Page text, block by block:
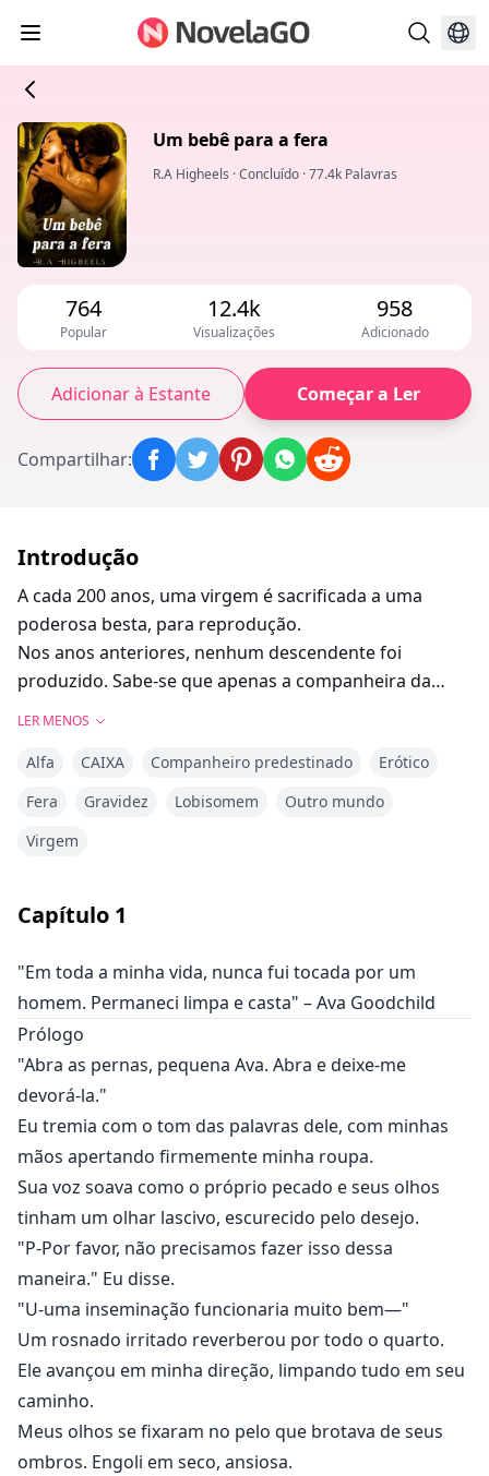
Um bebê para a fera
R.A Higheels ·Concluído ·77.4k Palavras
764
Popular
12.4k
Visualizações
958
Adicionado
Adicionar à Estante Começar a Ler
Compartilhar:
Introdução
A cada 200 anos, uma virgem é sacrificada a uma
poderosa besta, para reprodução.
Nos anos anteriores, nenhum descendente foi
produzido. Sabe-se que apenas a companheira da
por um medo profundo da besta.
Eu sou Ava Goodchild, uma das virgens selecionadas.
{LIVRO 1 da Série Distopia}
LER MENOS
Alfa CAIXA Companheiro predestinado
Erótico
Fera
Gravidez Lobisomem
Outro mundo
Virgem
Capítulo 1
"Em toda a minha vida, nunca fui tocada por um
homem. Permaneci limpa e casta" – Ava Goodchild
Prólogo
"Abra as pernas, pequena Ava. Abra e deixe-me
devorá-la."
Eu tremia com o tom das palavras dele, com minhas
mãos apertando firmemente minha roupa.
Sua voz soava como o próprio pecado e seus olhos
tinham um olhar lascivo, escurecido pelo desejo.
"P-Por favor, não precisamos fazer isso dessa
maneira." Eu disse.
"U-uma inseminação funcionaria muito bem—"
Um rosnado irritado reverberou por todo o quarto.
Ele avançou em minha direção, limpando tudo em seu
caminho.
Meus olhos se fixaram no pelo que brotava de seus
ombros. Engoli em seco, ansiosa.